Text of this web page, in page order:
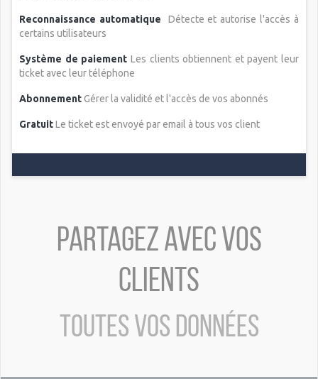
Reconnaissance automatique Détecte et autorise l'accès à
certains utilisateurs
Système de paiement Les clients obtiennent et payent leur
ticket avec leur téléphone
AbonnementGérer la validité et l'accès de vos abonnés
GratuitLe ticket est envoyé par email à tous vos client
Partagez avec vos
clients
toutes vos données